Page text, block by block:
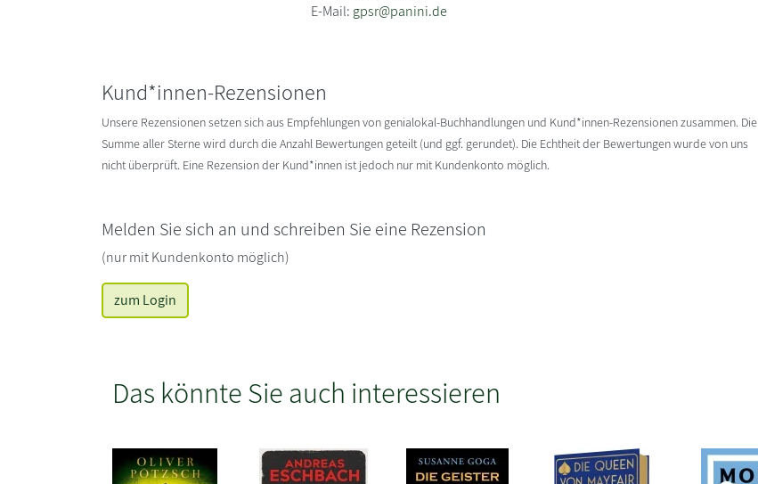
E-Mail: gpsr@panini.de
Kund*innen-Rezensionen
Unsere Rezensionen setzen sich aus Empfehlungen von genialokal-Buchhandlungen und Kund*innen-Rezensionen zusammen. Die
Summe aller Sterne wird durch die Anzahl Bewertungen geteilt (und ggf. gerundet). Die Echtheit der Bewertungen wurde von uns
nicht überprüft. Eine Rezension der Kund*innen ist jedoch nur mit Kundenkonto möglich.
Melden Sie sich an und schreiben Sie eine Rezension
(nur mit Kundenkonto möglich)
zum Login
Das könnte Sie auch interessieren